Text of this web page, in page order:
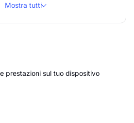
Mostra tutti
prestazioni sul tuo dispositivo